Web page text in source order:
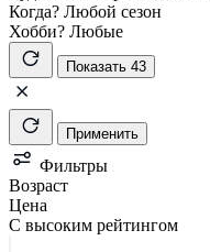
Когда? Любой сезон
Хобби? Любые
Показать 43
Применить
Фильтры
Возраст
Цена
С высоким рейтингом